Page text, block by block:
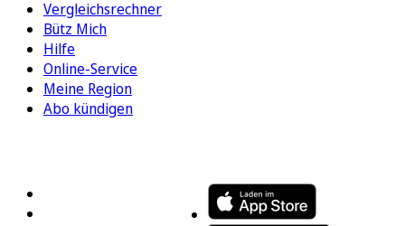
Vergleichsrechner
Bütz Mich
Hilfe
Online-Service
Meine Region
Abo kündigen